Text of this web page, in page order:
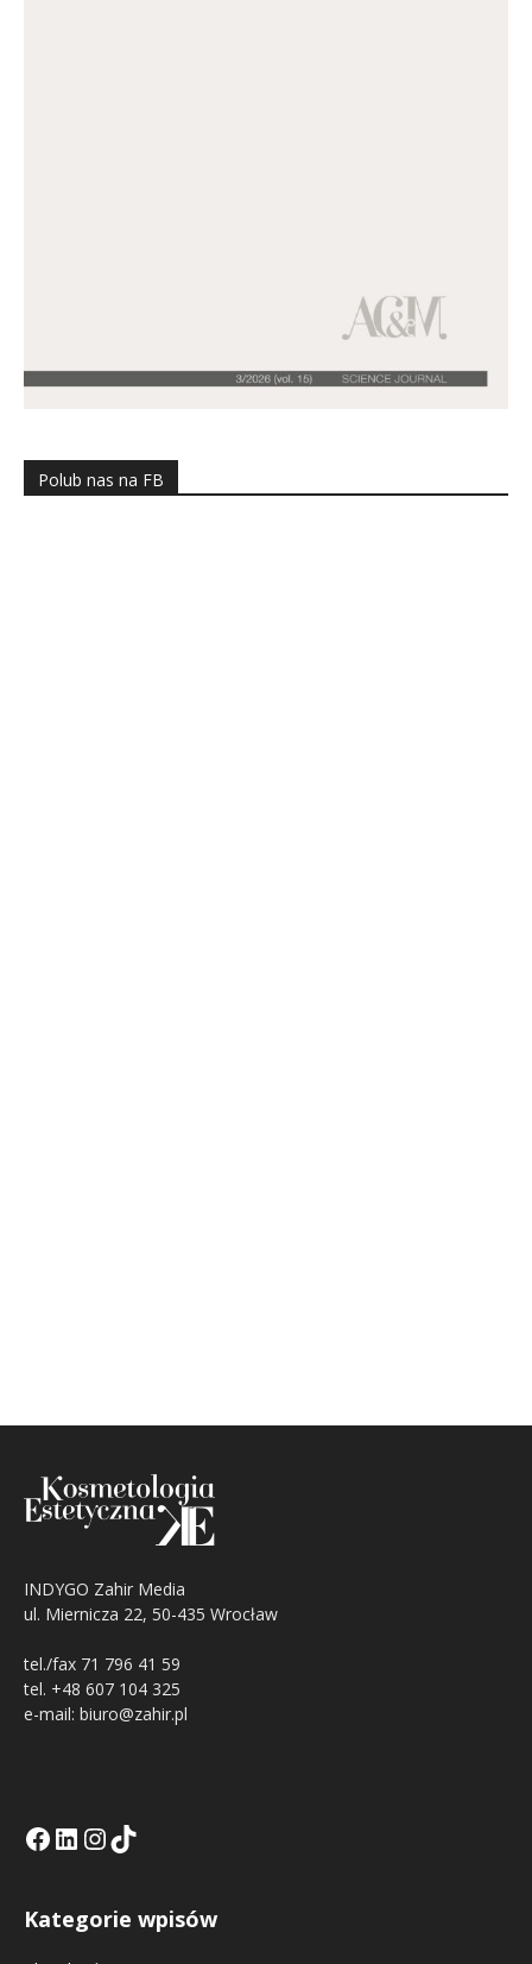
Polub nas na FB
INDYGO Zahir Media
ul. Miernicza 22, 50-435 Wrocław
tel./fax 71 796 41 59
tel. +48 607 104 325
e-mail: biuro@zahir.pl
Facebook
LinkedIn
Tik Tok KEInstagramm KE
Kategorie wpisów